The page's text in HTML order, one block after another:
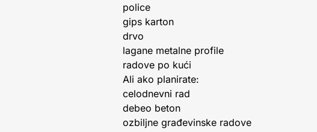
police
gips karton
drvo
lagane metalne profile
radove po kući
Ali ako planirate:
celodnevni rad
debeo beton
ozbiljne građevinske radove